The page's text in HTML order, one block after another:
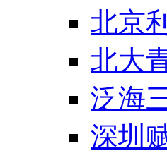
北京
北大
泛海
深圳